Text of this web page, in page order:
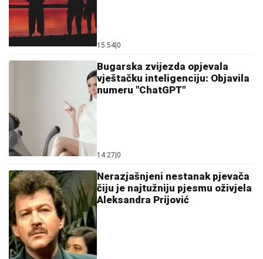
15:54 0
Bugarska zvijezda opjevala
vještačku inteligenciju: Objavila
numeru "ChatGPT"
14:27 0
Nerazjašnjeni nestanak pjevača
čiju je najtužniju pjesmu oživjela
Aleksandra Prijović